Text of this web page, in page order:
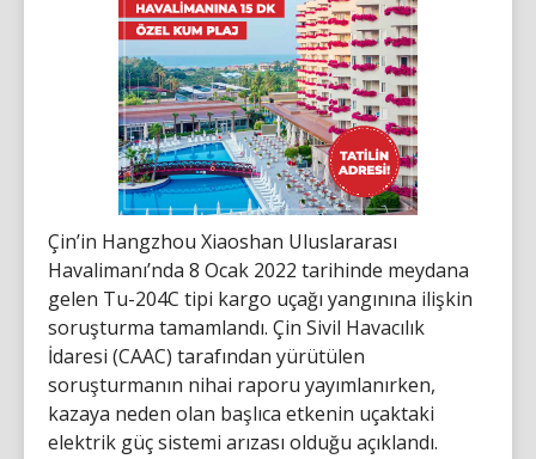
​​​​​​​Çin’in Hangzhou Xiaoshan Uluslararası
Havalimanı’nda 8 Ocak 2022 tarihinde meydana
gelen Tu-204C tipi kargo uçağı yangınına ilişkin
soruşturma tamamlandı. Çin Sivil Havacılık
İdaresi (CAAC) tarafından yürütülen
soruşturmanın nihai raporu yayımlanırken,
kazaya neden olan başlıca etkenin uçaktaki
elektrik güç sistemi arızası olduğu açıklandı.